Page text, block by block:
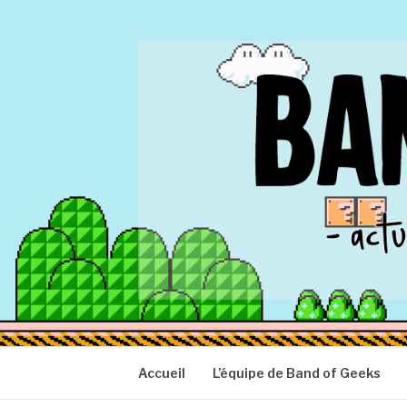
BAND OF
Actu Geek d'hier et d'aujourd'hui
Accueil L’équipe de Band of Geeks